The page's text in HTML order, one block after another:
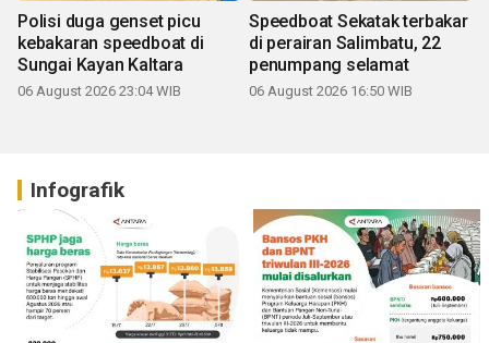
Polisi duga genset picu
kebakaran speedboat di
Sungai Kayan Kaltara
06 August 2026 23:04 WIB
Speedboat Sekatak terbakar
di perairan Salimbatu, 22
penumpang selamat
06 August 2026 16:50 WIB
Infografik